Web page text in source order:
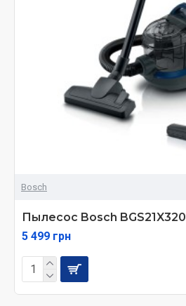
Bosch
Пылесос Bosch BGS21X320
5 499 грн